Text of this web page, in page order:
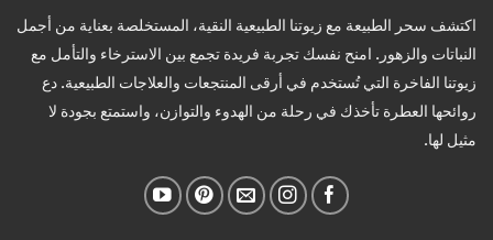
اكتشف سحر الطبيعة مع زيوتنا الطبيعية النقية، المستخلصة بعناية من أجمل
النباتات والزهور. امنح نفسك تجربة فريدة تجمع بين الاسترخاء والتأمل مع
زيوتنا الفاخرة التي تُستخدم في أرقى المنتجعات والعلاجات الطبيعية. دع
روائحها العطرة تأخذك في رحلة من الهدوء والتوازن، واستمتع بجودة لا
مثيل لها.